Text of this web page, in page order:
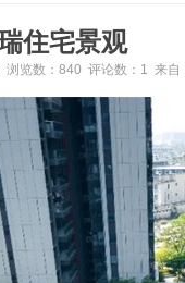
住宅景观
浏览数：840 评论数：1 来